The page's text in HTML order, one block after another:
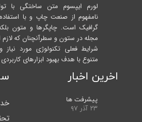
لورم ایپسوم متن ساختگی با
نامفهوم از صنعت چاپ و با
گرافیک است. چاپگرها و متون
مجله در ستون و سطرآنچنان که
شرایط فعلی تکنولوژی مورد نیاز
متنوع با هدف بهبود ابزارهای
اخرین اخبار
پیشرفت ها
۲۳ آذر ۹۷